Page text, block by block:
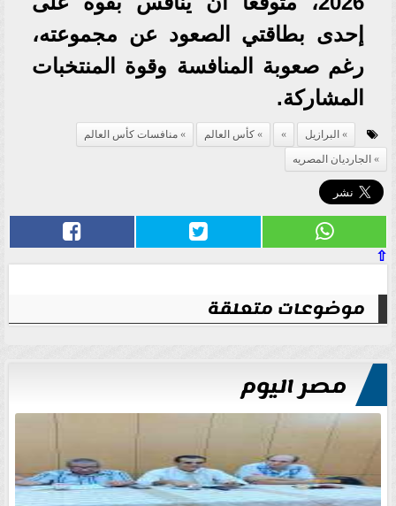
إحدى بطاقتي الصعود عن مجموعته،
رغم صعوبة المنافسة وقوة المنتخبات
المشاركة.
البرازيل كأس العالم
منافسات كأس العالم
الجارديان المصريه
⇧
موضوعات متعلقة
مصر اليوم